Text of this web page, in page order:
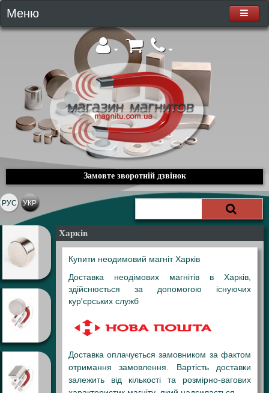
Меню
Замовте зворотній дзвінок
РУС УКР
Харків
Купити неодимовий магніт Харків
Доставка неодімових магнітів в Харків,
здійснюється за допомогою існуючих
кур'єрських служб
Доставка оплачується замовником за фактом
отримання замовлення. Вартість доставки
залежить від кількості та розмірно-вагових